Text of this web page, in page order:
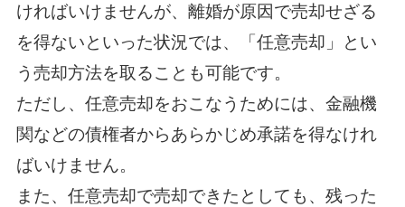
ければいけませんが、離婚が原因で売却せざる
を得ないといった状況では、「任意売却」とい
う売却方法を取ることも可能です。
ただし、任意売却をおこなうためには、金融機
関などの債権者からあらかじめ承諾を得なけれ
ばいけません。
また、任意売却で売却できたとしても、残った